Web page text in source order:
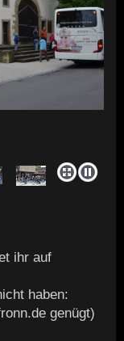
ihr auf
haben:
genügt)